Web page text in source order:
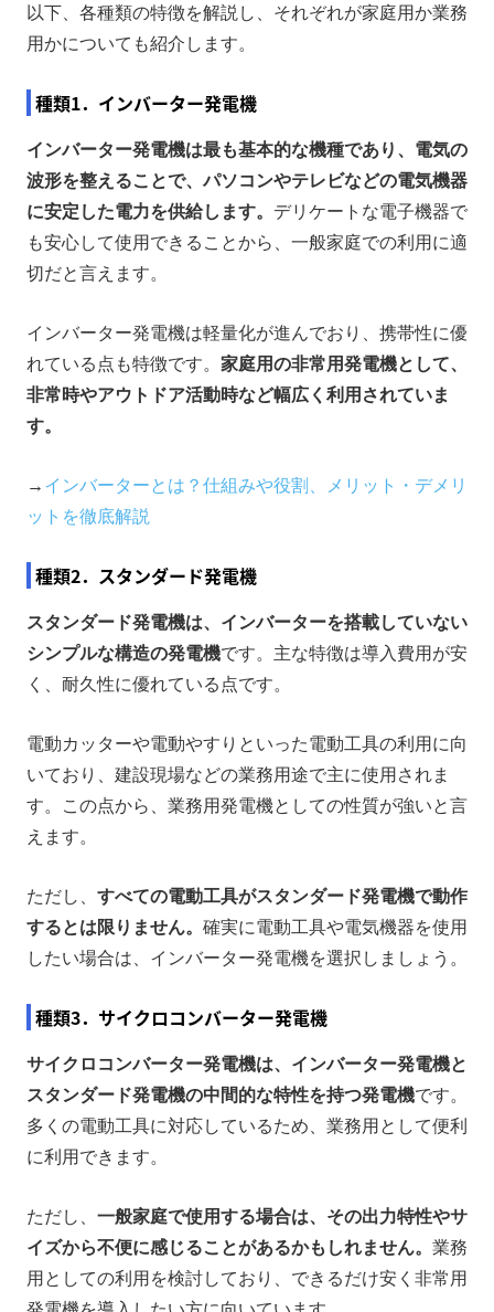
以下、各種類の特徴を解説し、それぞれが家庭用か業務
用かについても紹介します。
種類1．インバーター発電機
インバーター発電機は最も基本的な機種であり、電気の
波形を整えることで、パソコンやテレビなどの電気機器
に安定した電力を供給します。 デリケートな電子機器で
も安心して使用できることから、一般家庭での利用に適
切だと言えます。
インバーター発電機は軽量化が進んでおり、携帯性に優
れている点も特徴です。 家庭用の非常用発電機として、
非常時やアウトドア活動時など幅広く利用されていま
す。
→ インバーターとは？仕組みや役割、メリット・デメリ
ットを徹底解説
種類2．スタンダード発電機
スタンダード発電機は、インバーターを搭載していない
シンプルな構造の発電機です。主な特徴は導入費用が安
く、耐久性に優れている点です。
電動カッターや電動やすりといった電動工具の利用に向
いており、建設現場などの業務用途で主に使用されま
す。この点から、業務用発電機としての性質が強いと言
えます。
ただし、 すべての電動工具がスタンダード発電機で動作
するとは限りません。 確実に電動工具や電気機器を使用
したい場合は、インバーター発電機を選択しましょう。
種類3．サイクロコンバーター発電機
サイクロコンバーター発電機は、インバーター発電機と
スタンダード発電機の中間的な特性を持つ発電機です。
多くの電動工具に対応しているため、業務用として便利
に利用できます。
ただし、 一般家庭で使用する場合は、その出力特性やサ
イズから不便に感じることがあるかもしれません。 業務
用としての利用を検討しており、できるだけ安く非常用